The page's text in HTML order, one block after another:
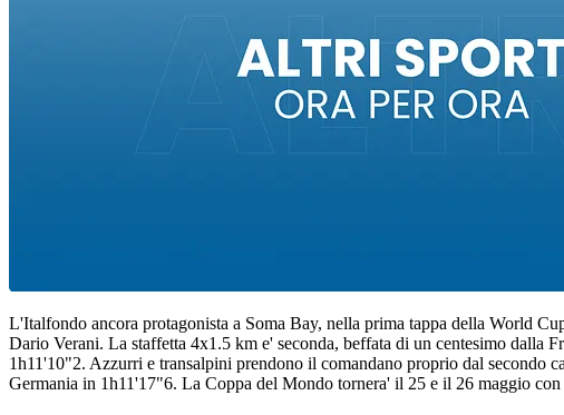
L'Italfondo ancora protagonista a Soma Bay, nella prima tappa della World
Dario Verani. La staffetta 4x1.5 km e' seconda, beffata di un centesimo dalla
1h11'10"2. Azzurri e transalpini prendono il comandano proprio dal secondo
Germania in 1h11'17"6. La Coppa del Mondo tornera' il 25 e il 26 maggio